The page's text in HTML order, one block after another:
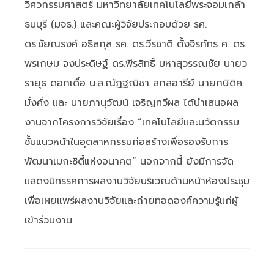
วิศวกรรมศาสตร์ มหาวิทยาลัยเทคโนโลยีพระจอมเกล้า
ธนบุรี (มจธ.) และคณะผู้วิจัยประกอบด้วย รศ.
ดร.ชัยณรงค์ อธิสกุล รศ. ดร.วีรชาติ ตั้งจิรภัทร ศ. ดร.
พรเกษม จงประดิษฐ์ ดร.พีรสิทธิ์ มหาสุวรรณชัย นายว
รายุธ ดอกเดื่อ น.ส.ณัฏฐณิชา สกลอารีย์ นายกษิดิศ
มั่งคั่ง และ นายภานุวัฒน์ เจริญทวีผล ได้นำเสนอผล
งานจากโครงการวิจัยเรื่อง “เทคโนโลยีและนวัตกรรม
ชั้นแนวหน้าในอุตสาหกรรมก่อสร้างเพื่อรองรับการ
พัฒนาเมกะซิตี้แห่งอนาคต” นอกจากนี้ ยังมีการจัด
แสดงนิทรรศการผลงานวิจัยบริเวณด้านหน้าห้องประชุม
เพื่อเผยแพร่ผลงานวิจัยและถ่ายทอดองค์ความรู้แก่ผู้
เข้าร่วมงาน